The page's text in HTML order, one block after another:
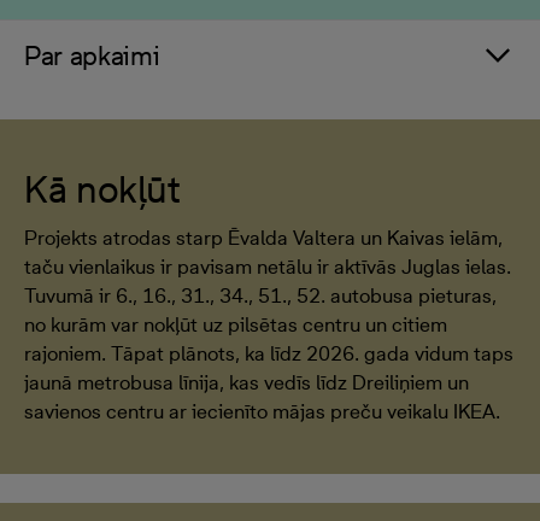
Par apkaimi
Kā nokļūt
Projekts atrodas starp Ēvalda Valtera un Kaivas ielām,
taču vienlaikus ir pavisam netālu ir aktīvās Juglas ielas.
Tuvumā ir 6., 16., 31., 34., 51., 52. autobusa pieturas,
no kurām var nokļūt uz pilsētas centru un citiem
rajoniem. Tāpat plānots, ka līdz 2026. gada vidum taps
jaunā metrobusa līnija, kas vedīs līdz Dreiliņiem un
savienos centru ar iecienīto mājas preču veikalu IKEA.